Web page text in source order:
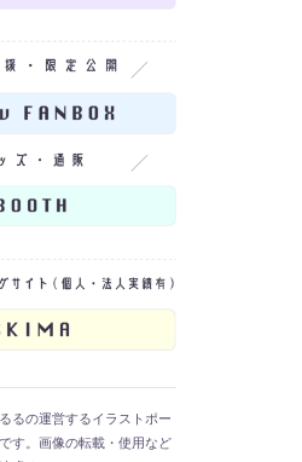
るの運営するイラストポー
す。画像の転載・使用など